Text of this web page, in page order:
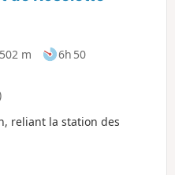
m
6h 50
reliant la station des